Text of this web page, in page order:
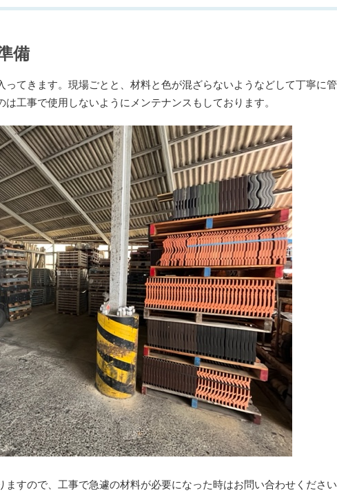
備
ってきます。現場ごとと、材料と色が混ざらないようなどして丁寧に
工事で使用しないようにメンテナンスもしております。
すので、工事で急遽の材料が必要になった時はお問い合わせください